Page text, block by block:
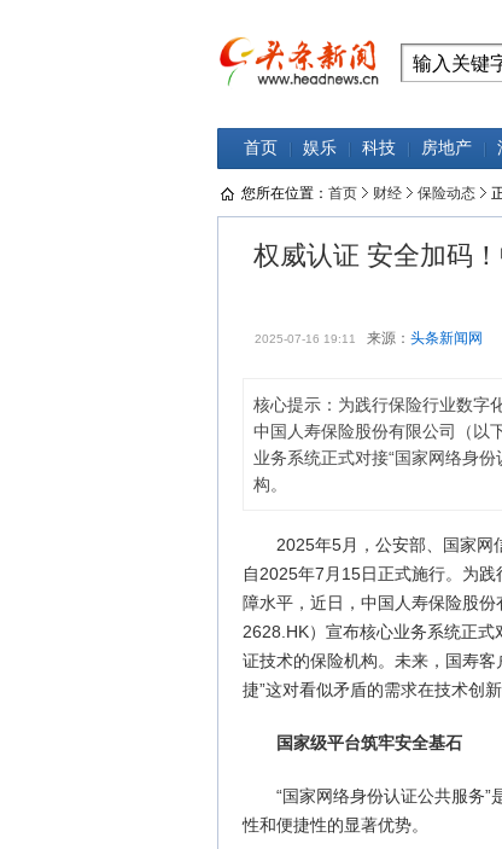
首页 娱乐 科技 房地产
您所在位置： 首页 财经 保险动态
权威认证 安全加码
2025-07-16 19:11 来源： 头条新闻网
核心提示：为践行保险行业数字
中国人寿保险股份有限公司（以
业务系统正式对接“国家网络身
构。
2025年5月，公安部、国家网
自2025年7月15日正式施行。为
障水平，近日，中国人寿保险股份
2628.HK）宣布核心业务系统正式
证技术的保险机构。未来，国寿客
捷”这对看似矛盾的需求在技术创新
国家级平台筑牢安全基石
“国家网络身份认证公共服务
性和便捷性的显著优势。